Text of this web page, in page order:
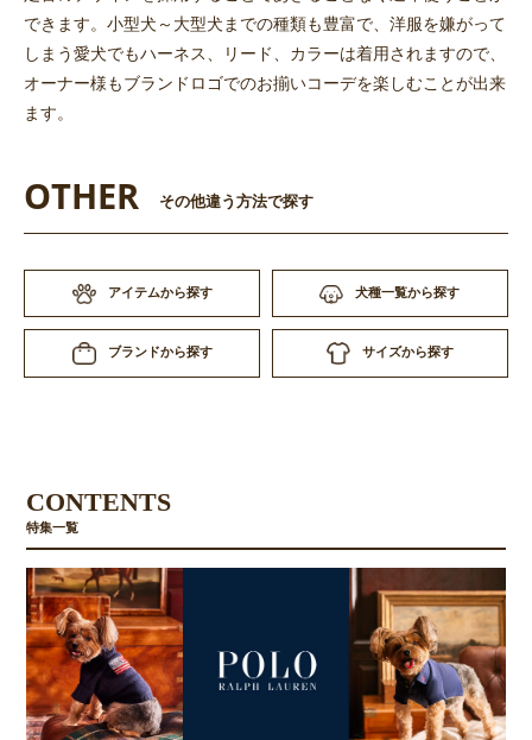
できます。小型犬～大型犬までの種類も豊富で、洋服を嫌がって
しまう愛犬でもハーネス、リード、カラーは着用されますので、
オーナー様もブランドロゴでのお揃いコーデを楽しむことが出来
ます。
OTHER その他違う方法で探す
アイテムから探す 犬種一覧から探す
ブランドから探す サイズから探す
CONTENTS
特集一覧